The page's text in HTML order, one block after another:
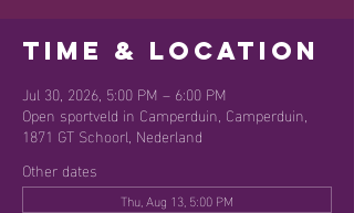
Time & Location
Jul 30, 2026, 5:00 PM – 6:00 PM
Open sportveld in Camperduin, Camperduin,
1871 GT Schoorl, Nederland
Other dates
Thu, Aug 13, 5:00 PM